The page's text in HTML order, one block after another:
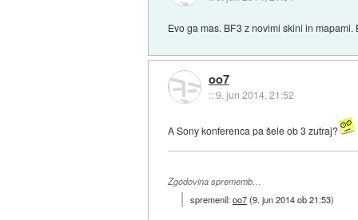
Evo ga mas. BF3 z novimi skini in mapami.
oo7
::9. jun 2014, 21:52
A Sony konferenca pa šele ob 3 zutraj?
Zgodovina sprememb…
spremenil:oo7(9. jun 2014 ob 21:53)